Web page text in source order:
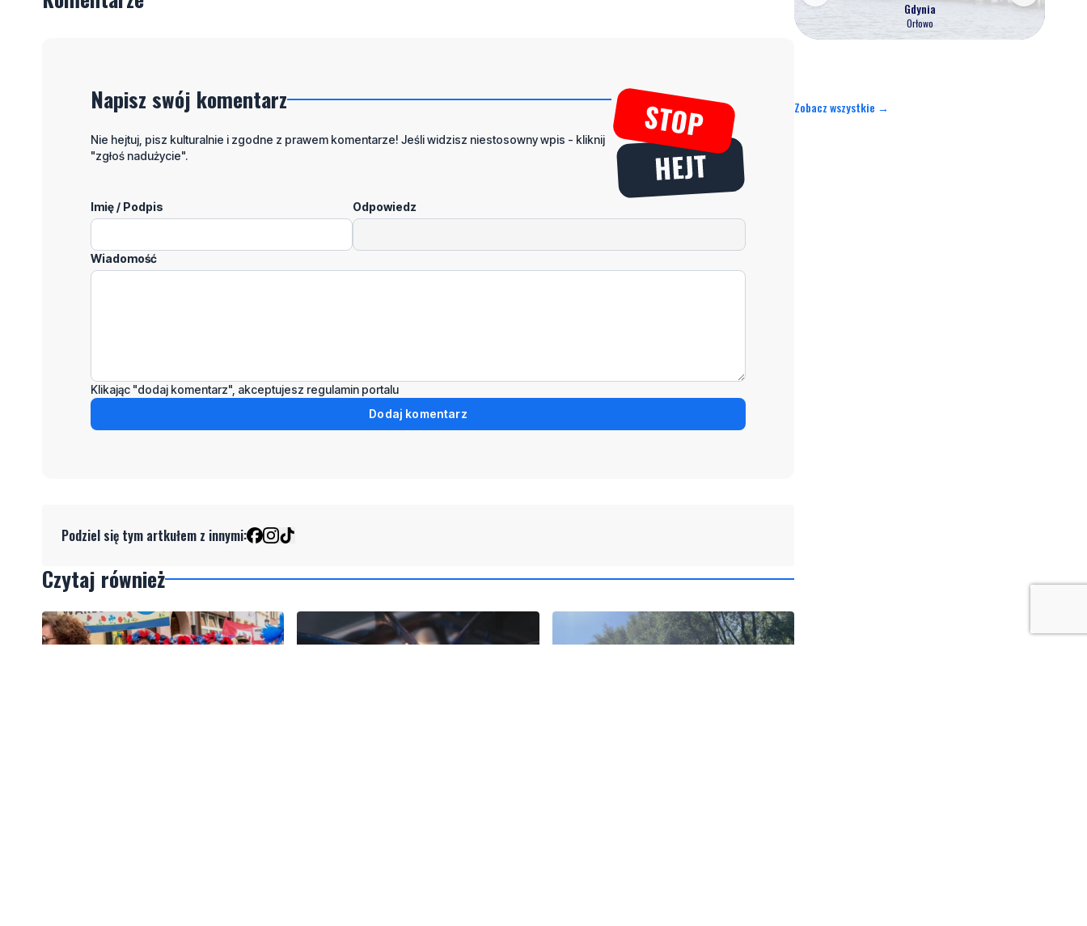
Napisz swój komentarz
Nie hejtuj, pisz kulturalnie i zgodne z prawem komentarze! Jeśli widzisz niestosowny wpis - kliknij
"zgłoś nadużycie".
Imię / Podpis Odpowiedz
Wiadomość
Klikając "dodaj komentarz", akceptujesz regulamin portalu
Dodaj komentarz
Podziel się tym artkułem z innymi:
Czytaj również
Gdynia
Orłowo
Zobacz wszystkie →